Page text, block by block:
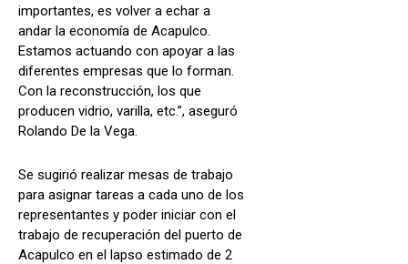
importantes, es volver a echar a
andar la economía de Acapulco.
Estamos actuando con apoyar a las
diferentes empresas que lo forman.
Con la reconstrucción, los que
producen vidrio, varilla, etc.”, aseguró
Rolando De la Vega.
Se sugirió realizar mesas de trabajo
para asignar tareas a cada uno de los
representantes y poder iniciar con el
trabajo de recuperación del puerto de
Acapulco en el lapso estimado de 2